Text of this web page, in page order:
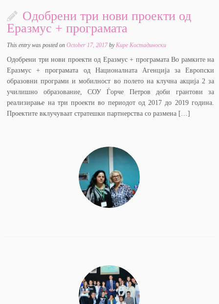
Одобрени три нови проекти од
Еразмус + програмата
This entry was posted onOctober 17, 2017 byКире Костадиноски
Одобрени три нови проекти од Еразмус + програмата Во рамките на
Еразмус + програмата од Националната Агенција за Европски
образовни програми и мобилност во полето на клучна акција 2 за
училишно образование, СОУ Ѓорче Петров доби грантови за
реализирање на три проекти во периодот од 2017 до 2019 година.
Проектите вклучуваат стратешки партнерства со размена […]